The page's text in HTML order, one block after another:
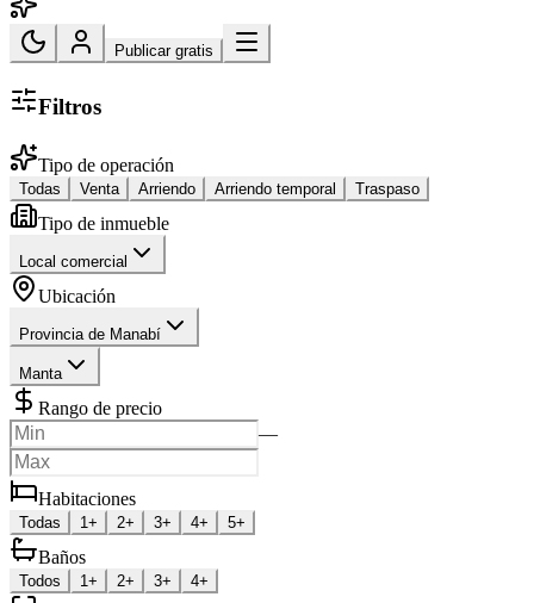
Publicar gratis
Filtros
Tipo de operación
Todas Venta Arriendo Arriendo temporal Traspaso
Tipo de inmueble
Local comercial
Ubicación
Provincia de Manabí
Manta
Rango de precio
—
Habitaciones
Todas 1+ 2+ 3+ 4+ 5+
Baños
Todos 1+ 2+ 3+ 4+